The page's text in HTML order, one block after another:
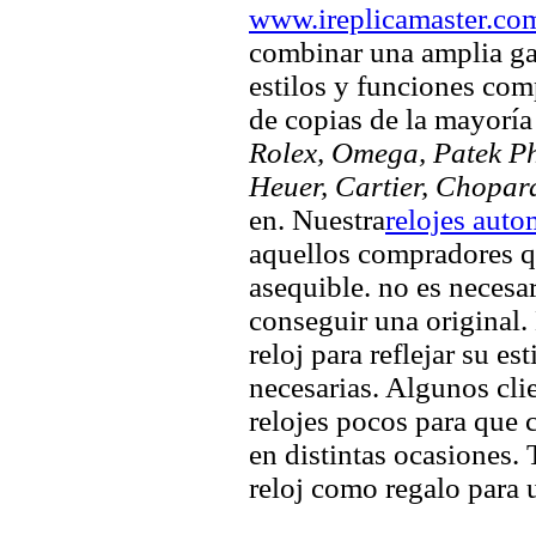
combinar una amplia
estilos y funciones
de copias de la
Rolex, Omega, Patek
Heuer, Cartier,
en. Nuestrarelojes
aquellos compradores
asequible. no es
conseguir una
reloj para reflejar su
necesarias. Algunos
relojes pocos para que
en distintas ocasiones.
reloj como regalo para